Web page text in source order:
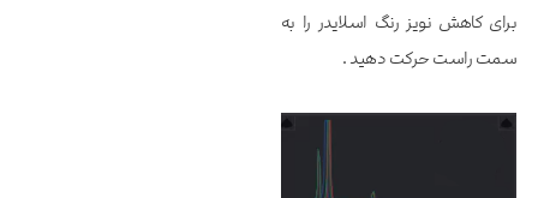
برای کاهش نویز رنگ اسلایدر را به
سمت راست حرکت دهید .